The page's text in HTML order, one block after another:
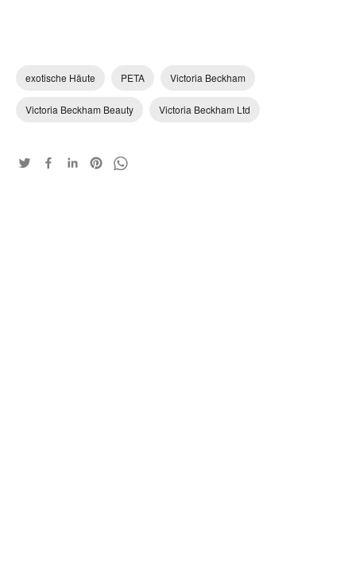
exotische Häute PETA Victoria Beckham
Victoria Beckham Beauty Victoria Beckham Ltd